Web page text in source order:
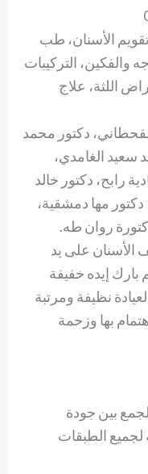
الأسنان، طب
والفكين، التركيبات
اللثة، علاج
دكتور محمد
سعيد الغامدي،
رابح، دكتور خالد
مها دمشقية،
روان طه.
الأسنان على يد
بارك إيده خفيفة
نظيفة ومرتبة
بها وزحمة
بين جودة
لجميع الطبقات